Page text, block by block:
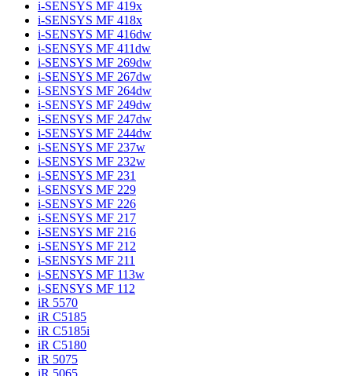
i-SENSYS MF 419x
i-SENSYS MF 418x
i-SENSYS MF 416dw
i-SENSYS MF 411dw
i-SENSYS MF 269dw
i-SENSYS MF 267dw
i-SENSYS MF 264dw
i-SENSYS MF 249dw
i-SENSYS MF 247dw
i-SENSYS MF 244dw
i-SENSYS MF 237w
i-SENSYS MF 232w
i-SENSYS MF 231
i-SENSYS MF 229
i-SENSYS MF 226
i-SENSYS MF 217
i-SENSYS MF 216
i-SENSYS MF 212
i-SENSYS MF 211
i-SENSYS MF 113w
i-SENSYS MF 112
iR 5570
iR C5185
iR C5185i
iR C5180
iR 5075
iR 5065